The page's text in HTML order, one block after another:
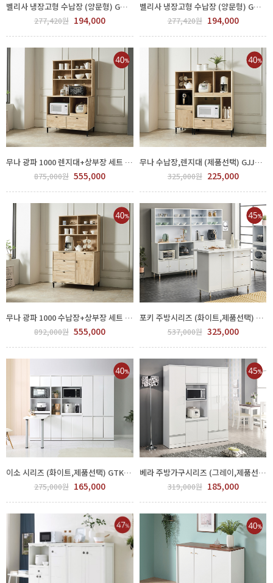
벨리사 냉장고형 수납장 (양문형) GMB201-002
277,420원 194,000
벨리사 냉장고형 수납장 (양문형) GMB201-001
277,420원 194,000
무나 광파 1000 렌지대+상부장 세트 GJJ300-272-3
875,000원 555,000
무나 수납장,렌지대 (제품선택) GJJ300-272-1
325,000원 225,000
무나 광파 1000 수납장+상부장 세트 GJJ300-272-5
892,000원 555,000
포키 주방시리즈 (화이트,제품선택) GJJ300-270-1
537,000원 325,000
이소 시리즈 (화이트,제품선택) GTK1024-001
275,000원 165,000
베라 주방가구시리즈 (그레이,제품선택) GJJ300-268-1
319,000원 185,000